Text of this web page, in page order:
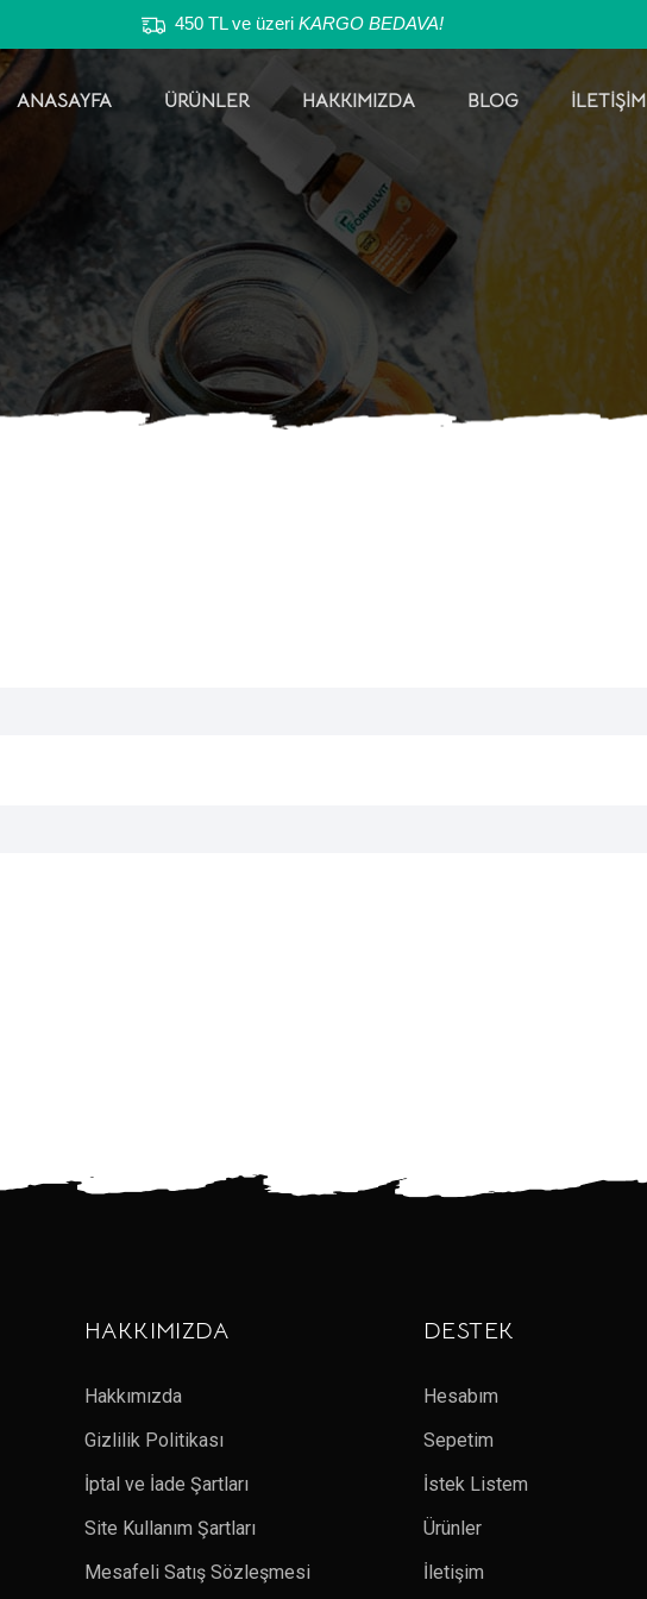
450 TL ve üzeri KARGO BEDAVA!
ANASAYFA ÜRÜNLER HAKKIMIZDA BLOG İLETİŞİM
HAKKIMIZDA
Hakkımızda
Gizlilik Politikası
İptal ve İade Şartları
Site Kullanım Şartları
Mesafeli Satış Sözleşmesi
DESTEK
Hesabım
Sepetim
İstek Listem
Ürünler
İletişim